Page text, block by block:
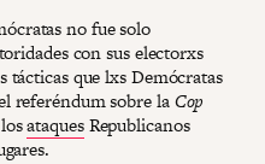
no fue solo
con sus electorxs
tácticas que lxs Demócratas
referéndum sobre laCop
ataquesRepublicanos